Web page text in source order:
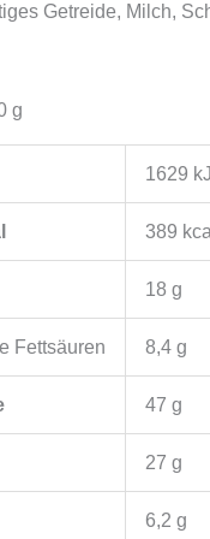
Getreide, Milch,
g
1629 kJ
389
18 g
Fettsäuren 8,4 g
47 g
27 g
6,2 g